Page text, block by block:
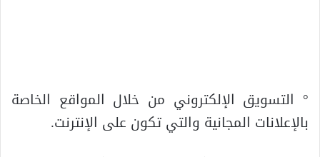
° التسويق الإلكتروني من خلال المواقع الخاصة
بالإعلانات المجانية والتي تكون على الإنترنت.